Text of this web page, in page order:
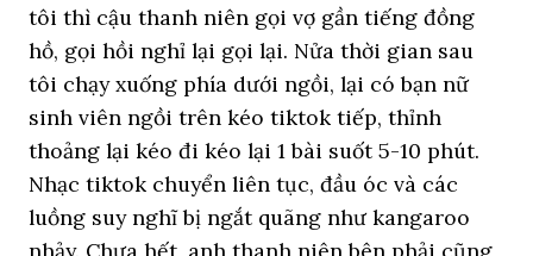
tôi thì cậu thanh niên gọi vợ gần tiếng đồng
hồ, gọi hồi nghỉ lại gọi lại. Nửa thời gian sau
tôi chạy xuống phía dưới ngồi, lại có bạn nữ
sinh viên ngồi trên kéo tiktok tiếp, thỉnh
thoảng lại kéo đi kéo lại 1 bài suốt 5-10 phút.
Nhạc tiktok chuyển liên tục, đầu óc và các
luồng suy nghĩ bị ngắt quãng như kangaroo